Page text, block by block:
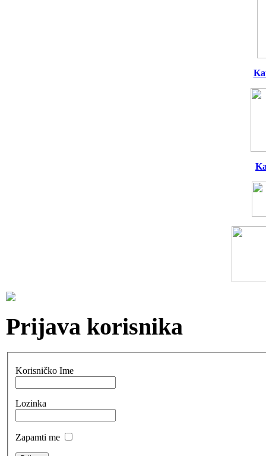
Prijava korisnika
Korisničko Ime
Lozinka
Zapamti me